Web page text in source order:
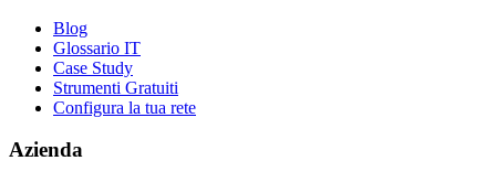
Blog
Glossario IT
Case Study
Strumenti Gratuiti
Configura la tua rete
Azienda